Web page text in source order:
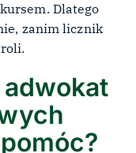
Dlatego
zanim licznik